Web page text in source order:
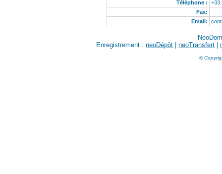
Téléphone :
Fax:
Email:
Enregistrement : neoDépôt neoTransfert
©